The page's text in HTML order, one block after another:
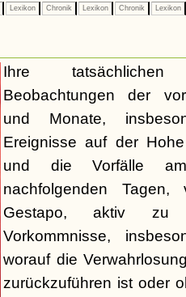
Lexikon Chronik Lexikon Chronik Lexikon
Ihre
Beobachtungen der
und Monate,
Ereignisse auf der
und die Vorfälle
nachfolgenden
Gestapo, aktiv zu
Vorkommnisse,
worauf die
zurückzuführen ist oder